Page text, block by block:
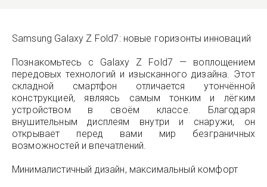
Samsung Galaxy Z Fold7: новые горизонты инноваций
Познакомьтесь с Galaxy Z Fold7 — воплощением
передовых технологий и изысканного дизайна. Этот
складной смартфон отличается утончённой
конструкцией, являясь самым тонким и лёгким
устройством в своём классе. Благодаря
внушительным дисплеям внутри и снаружи, он
открывает перед вами мир безграничных
возможностей и впечатлений.
Минималистичный дизайн, максимальный комфорт